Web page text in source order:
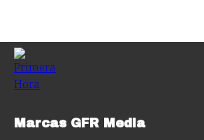
Marcas GFR Media